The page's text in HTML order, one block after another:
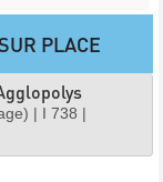
PLACE
| I 738 |